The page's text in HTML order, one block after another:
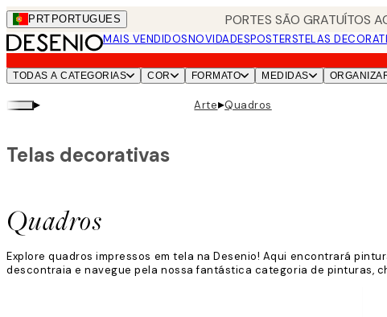
Skip
to
main
content.
PRT PORTUGUES PORTES SÃO GRATUÍTOS
MAIS VENDIDOSNOVIDADESPOSTERSTELAS
TODAS A CATEGORIAS COR FORMATO MEDIDAS
▸ Arte▸Quadros
Quadros
Telas decorativas
Explore quadros impressos em tela na Desenio! Aqui encontrará
descontraia e navegue pela nossa fantástica categoria de pinturas,